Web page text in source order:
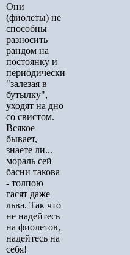
Они
(фиолеты) не
способны
разносить
рандом на
постоянку и
периодически
"залезая в
бутылку",
уходят на дно
со свистом.
Всякое
бывает,
знаете ли...
мораль сей
басни такова
- толпою
гасят даже
льва. Так что
не надейтесь
на фиолетов,
надейтесь на
себя!